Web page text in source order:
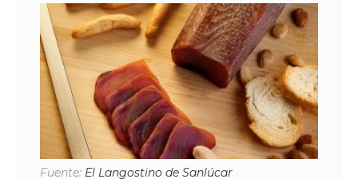
Fuente: El Langostino de Sanlúcar